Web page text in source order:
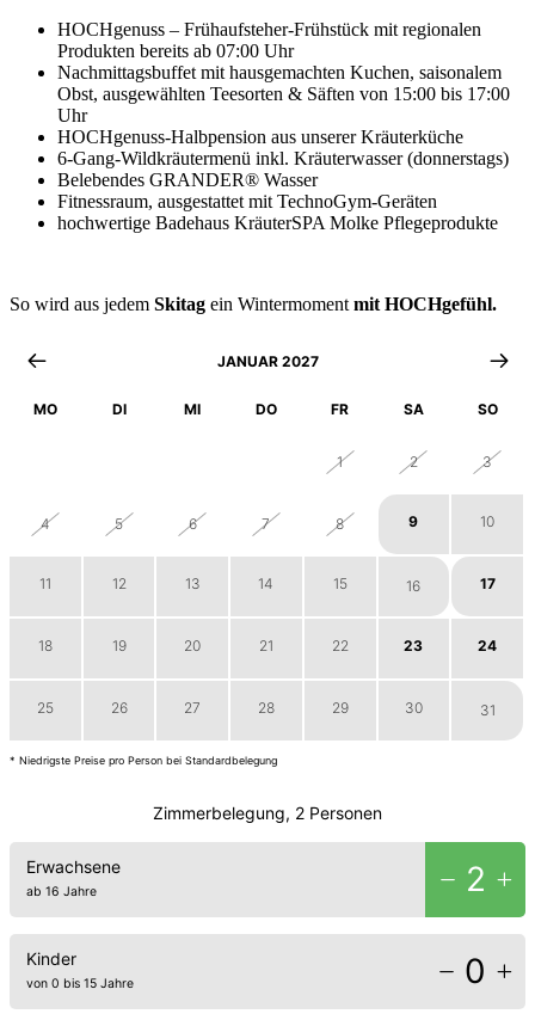
HOCHgenuss – Frühaufsteher-Frühstück mit regionalen
Produkten bereits ab 07:00 Uhr
Nachmittagsbuffet mit hausgemachten Kuchen, saisonalem
Obst, ausgewählten Teesorten & Säften von 15:00 bis 17:00
Uhr
HOCHgenuss-Halbpension aus unserer Kräuterküche
6-Gang-Wildkräutermenü inkl. Kräuterwasser (donnerstags)
Belebendes GRANDER® Wasser
Fitnessraum, ausgestattet mit TechnoGym-Geräten
hochwertige Badehaus KräuterSPA Molke Pflegeprodukte
So wird aus jedem Skitag ein Wintermoment mit HOCHgefühl.
JANUAR 2027
MO DI MI DO FR SA SO
1 2 3
4 5 6 7 8 9 10
11 12 13 14 15 16 17
18 19 20 21 22 23 24
25 26 27 28 29 30 31
* Niedrigste Preise pro Person bei Standardbelegung
Zimmerbelegung, 2 Personen
Erwachsene
ab 16 Jahre 2
Kinder
von 0 bis 15 Jahre 0